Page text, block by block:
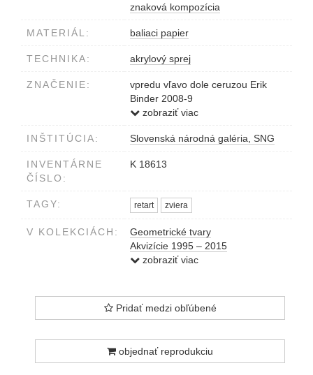
znaková kompozícia
MATERIÁL: baliaci papier
TECHNIKA: akrylový sprej
ZNAČENIE:
vpredu vľavo dole ceruzou Erik
Binder 2008-9
null0001000058
zobraziť viac
INŠTITÚCIA: Slovenská národná galéria, SNG
INVENTÁRNE
ČÍSLO:
K 18613
TAGY: retart zviera
V KOLEKCIÁCH:
Geometrické tvary
Akvizície 1995 – 2015
Detská aukcia 2017
zobraziť viac
Pridať medzi obľúbené
objednať reprodukciu